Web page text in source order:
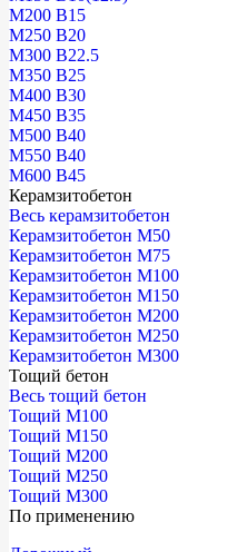
М200 В15
М250 В20
М300 В22.5
М350 В25
М400 В30
М450 В35
М500 В40
М550 В40
М600 В45
Керамзитобетон
Весь керамзитобетон
Керамзитобетон М50
Керамзитобетон М75
Керамзитобетон М100
Керамзитобетон М150
Керамзитобетон М200
Керамзитобетон М250
Керамзитобетон М300
Тощий бетон
Весь тощий бетон
Тощий М100
Тощий М150
Тощий М200
Тощий М250
Тощий М300
По применению